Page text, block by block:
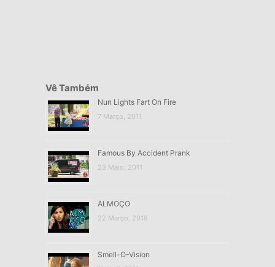
Vê Também
Nun Lights Fart On Fire
7 Março, 2011
Famous By Accident Prank
23 Maio, 2011
ALMOÇO
22 Março, 2018
Smell-O-Vision